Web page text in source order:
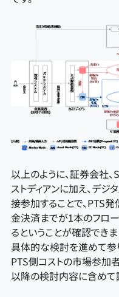
以上のように、証券会社
ストディアンに加え、デ
接参加することで、PTS
金決済までが1本のフロ
るということが確認でき
具体的な検討を進めて参
PTS側コストの市場参加
以降の検討内容に含めて